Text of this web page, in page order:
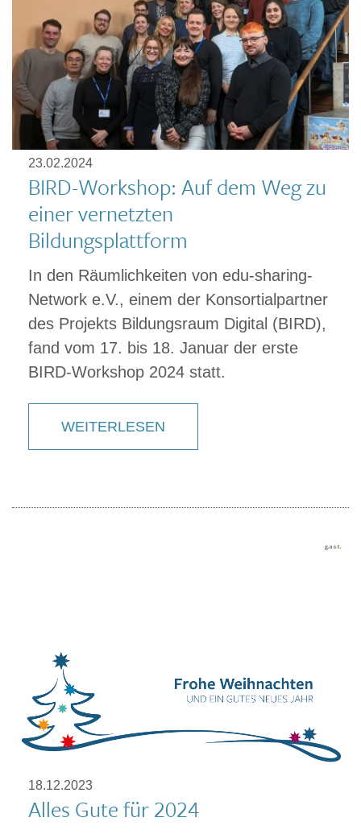
23.02.2024
BIRD-Workshop: Auf dem Weg zu
einer vernetzten
Bildungsplattform
In den Räumlichkeiten von edu-sharing-
Network e.V., einem der Konsortialpartner
des Projekts Bildungsraum Digital (BIRD),
fand vom 17. bis 18. Januar der erste
BIRD-Workshop 2024 statt.
WEITERLESEN
18.12.2023
Alles Gute für 2024